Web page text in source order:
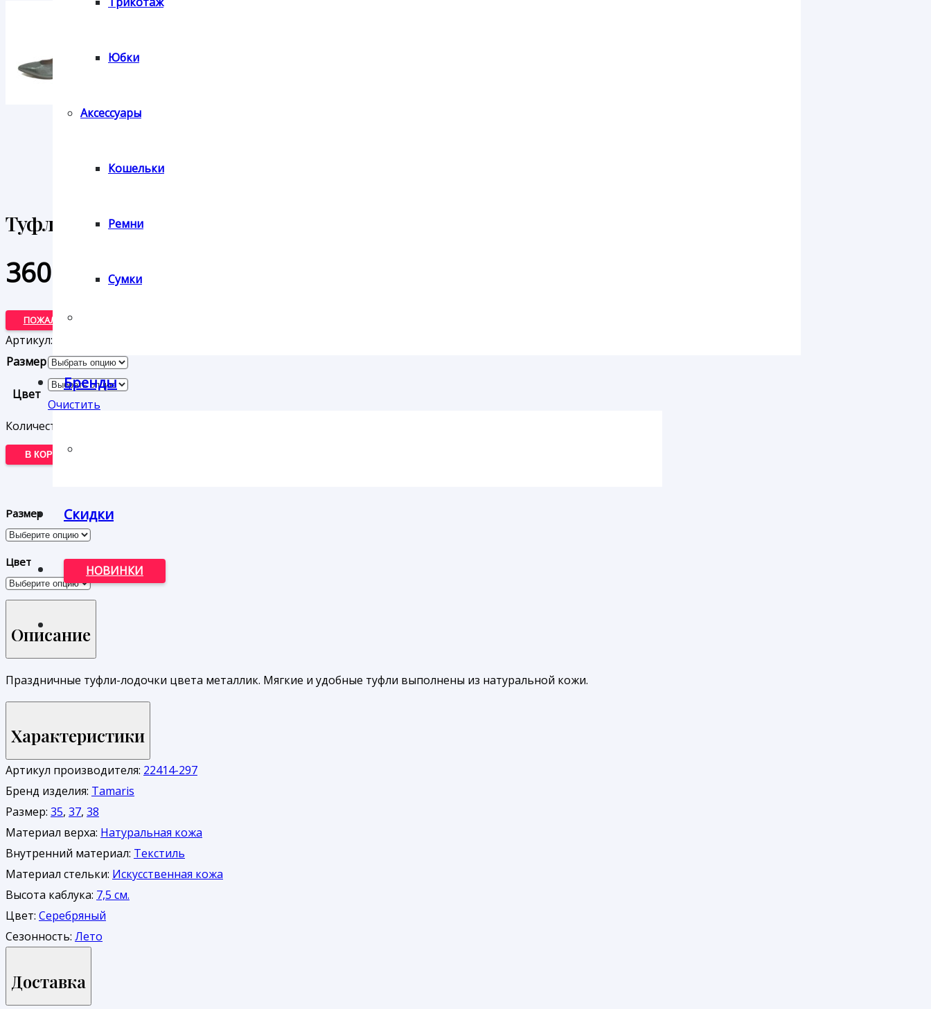
Юбки
Аксессуары
Кошельки
Ремни
Сумки
Бренды
Скидки
НОВИНКИ
Туфли Tamaris
3600
ПОЖАЛУЙСТА, УКАЖИТЕ ЦВЕТ И РАЗМЕР ТОВАРА
Артикул:
Размер
Цвет
Очистить
Количество товара Туфли Tamaris
В КОРЗИНУ
Размер
Цвет
Описание
Праздничные туфли-лодочки цвета металлик. Мягкие и удобные туфли выполнены из натуральной кожи.
Характеристики
Артикул производителя: 22414-297
Бренд изделия: Tamaris
Размер: 35, 37, 38
Материал верха: Натуральная кожа
Внутренний материал: Текстиль
Материал стельки: Искусственная кожа
Высота каблука: 7,5 см.
Цвет: Серебряный
Сезонность: Лето
Доставка